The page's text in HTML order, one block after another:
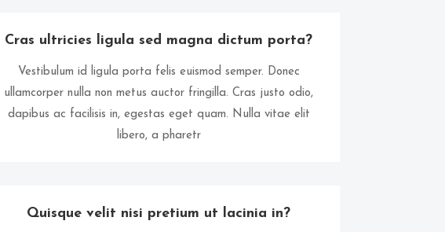
Cras ultricies ligula sed magna dictum porta?
Vestibulum id ligula porta felis euismod semper. Donec
ullamcorper nulla non metus auctor fringilla. Cras justo odio,
dapibus ac facilisis in, egestas eget quam. Nulla vitae elit
libero, a pharetr
Quisque velit nisi pretium ut lacinia in?